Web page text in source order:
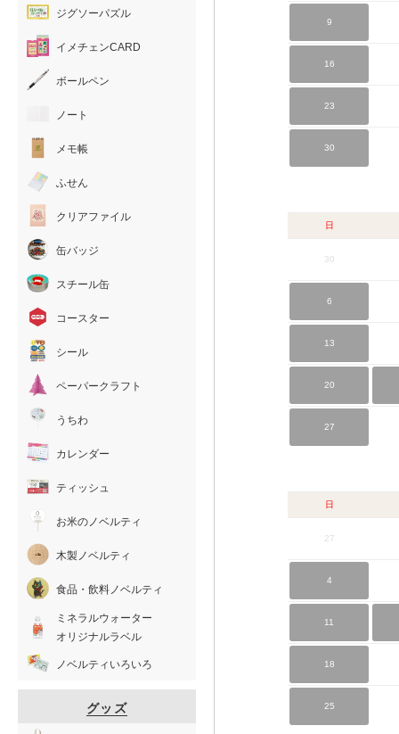
9
16
23
30
日
30
6
13
20
27
日
27
4
11
18
25
ジグソーパズル
イメチェンCARD
ボールペン
ノート
メモ帳
ふせん
クリアファイル
缶バッジ
スチール缶
コースター
シール
ペーパークラフト
うちわ
カレンダー
ティッシュ
お米のノベルティ
木製ノベルティ
食品・飲料ノベルティ
ミネラルウォーター
オリジナルラベル
ノベルティいろいろ
グッズ